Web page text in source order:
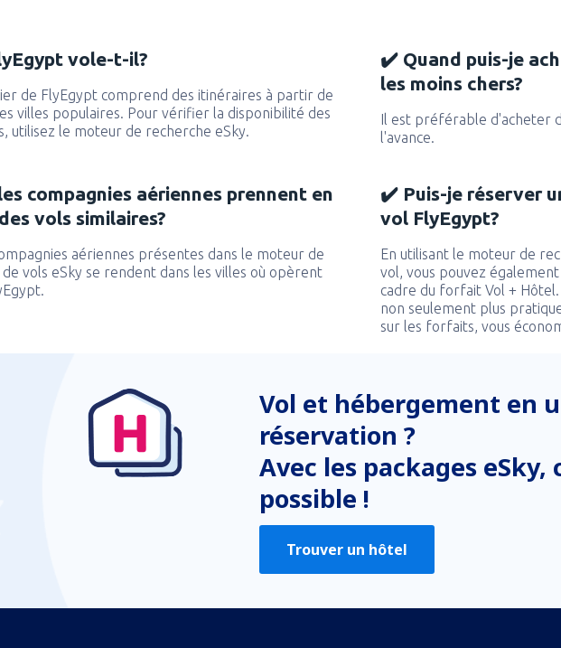
vole-t-il?
de FlyEgypt comprend des itinéraires à partir de
villes populaires. Pour vérifier la disponibilité des
utilisez le moteur de recherche eSky.
✔️ Quand puis-je
les moins chers?
Il est préférable d'acheter
l'avance.
compagnies aériennes prennent en
vols similaires?
aériennes présentes dans le moteur de
vols eSky se rendent dans les villes où opèrent
✔️ Puis-je réserver
vol FlyEgypt?
En utilisant le moteur de
vol, vous pouvez
cadre du forfait Vol +
non seulement plus
sur les forfaits, vous
Vol et hébergement en
réservation ?
Avec les packages eSky,
possible !
Trouver un hôtel